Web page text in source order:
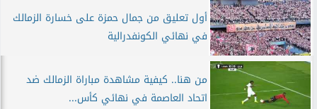
أول تعليق من جمال حمزة على خسارة الزمالك
في نهائي الكونفدرالية
من هنا.. كيفية مشاهدة مباراة الزمالك ضد
اتحاد العاصمة في نهائي كأس...